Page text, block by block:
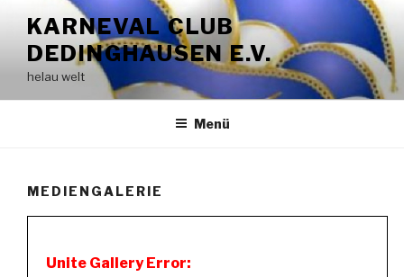
Inhalt
springen
KARNEVAL CLUB
DEDINGHAUSEN E.V.
helau welt
Menü
MEDIENGALERIE
Unite Gallery Error: